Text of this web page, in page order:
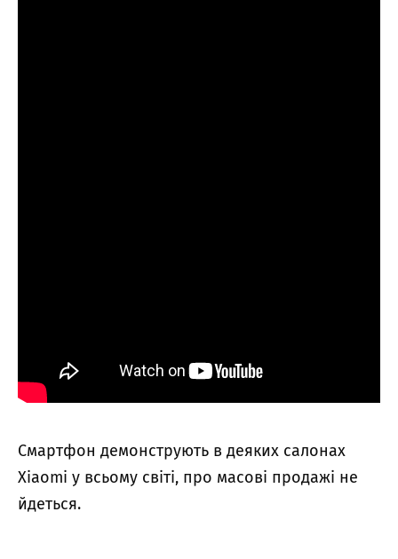
Смартфон демонструють в деяких салонах
Xiaomi у всьому світі, про масові продажі не
йдеться.